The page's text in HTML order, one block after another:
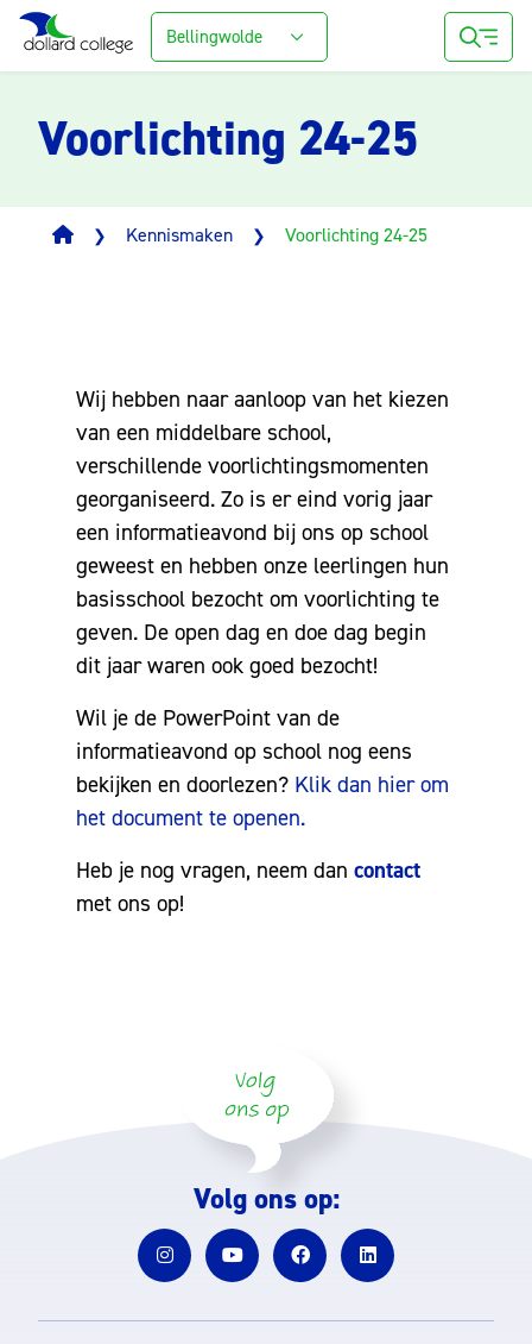
Bellingwolde
Voorlichting 24-25
❯ Kennismaken ❯ Voorlichting 24-25
Wij hebben naar aanloop van het kiezen
van een middelbare school,
verschillende voorlichtingsmomenten
georganiseerd. Zo is er eind vorig jaar
een informatieavond bij ons op school
geweest en hebben onze leerlingen hun
basisschool bezocht om voorlichting te
geven. De open dag en doe dag begin
dit jaar waren ook goed bezocht!
Wil je de PowerPoint van de
informatieavond op school nog eens
bekijken en doorlezen? Klik dan hier om
het document te openen.
Heb je nog vragen, neem dan contact
met ons op!
Volg ons op: